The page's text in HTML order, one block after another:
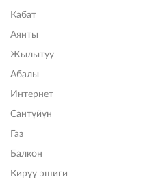
Кабат
Аянты
Жылытуу
Абалы
Интернет
Сантүйүн
Газ
Балкон
Кирүү эшиги